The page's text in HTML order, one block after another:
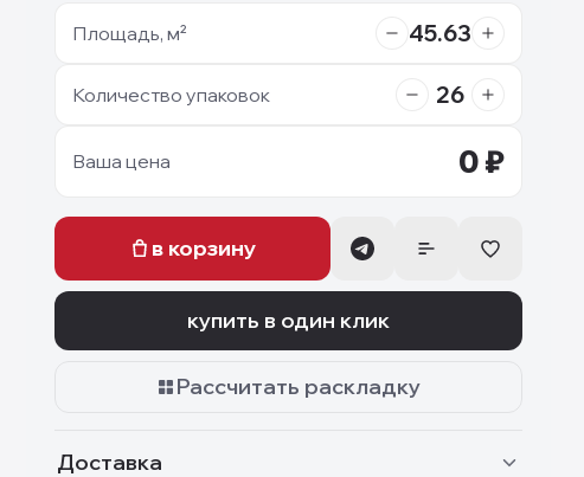
Площадь, м² 45.63
Количество упаковок 26
Ваша цена 0₽
в корзину
купить в один клик
Рассчитать раскладку
Доставка